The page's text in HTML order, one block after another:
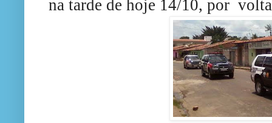
na tarde de hoje 14/10, por